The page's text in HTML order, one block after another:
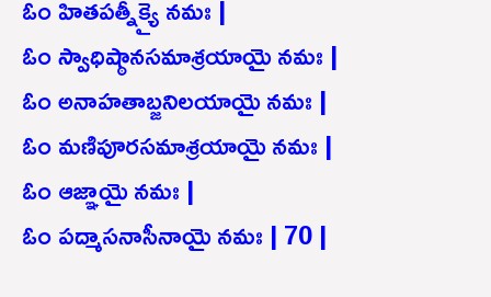
ఓం స్వాధిష్ఠానసమాశ్రయాయై నమః |
ఓం అనాహతాబ్జనిలయాయై నమః |
ఓం మణిపూరసమాశ్రయాయై నమః |
ఓం ఆజ్ఞాయై నమః |
ఓం పద్మాసనాసీనాయై నమః | 70 |